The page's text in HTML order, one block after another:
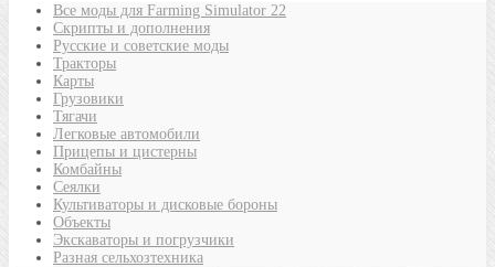
Все моды для Farming Simulator 22
Скрипты и дополнения
Русские и советские моды
Тракторы
Карты
Грузовики
Тягачи
Легковые автомобили
Прицепы и цистерны
Комбайны
Сеялки
Культиваторы и дисковые бороны
Объекты
Экскаваторы и погрузчики
Разная сельхозтехника